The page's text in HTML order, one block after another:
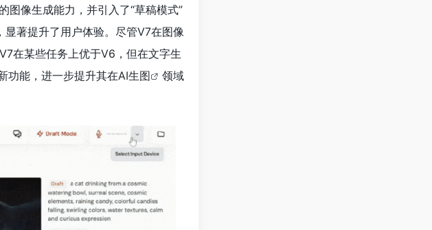
图像生成能力，并引入了“草稿模式”
著提升了用户体验。尽管V7在图像
在某些任务上优于V6，但在文字生
功能，进一步提升其在AI生图
领域